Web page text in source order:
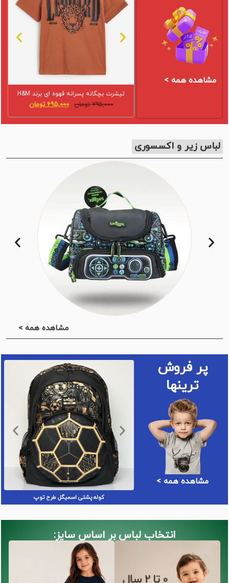
مشاهده همه >
تیشرت بچگانه پسرانه قهوه ای برند H&M
795,000 تومان 695,000 تومان
لباس زیر و اکسسوری
مشاهده همه >
پر فروش
ترینها
مشاهده همه >
تیشرت پسرانه ماینکرافت برند نکست
دخترانه برند اسمیگل
انتخاب لباس بر اساس سایز: